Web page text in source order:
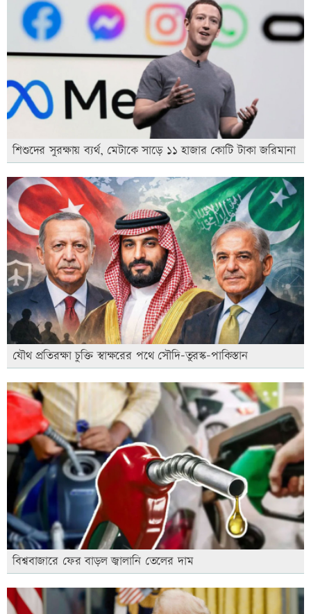
শিশুদের সুরক্ষায় ব্যর্থ, মেটাকে সাড়ে ১১ হাজার কোটি টাকা জরিমানা
যৌথ প্রতিরক্ষা চুক্তি স্বাক্ষরের পথে সৌদি-তুরস্ক-পাকিস্তান
বিশ্ববাজারে ফের বাড়ল জ্বালানি তেলের দাম